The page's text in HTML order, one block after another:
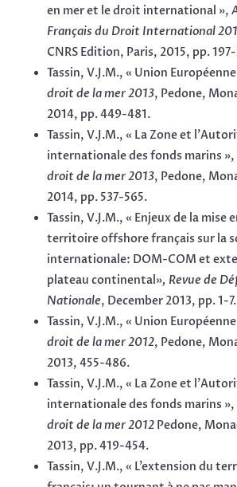
en mer et le droit international »,
Français du Droit International
CNRS Edition, Paris, 2015, pp.
Tassin, V.J.M., « Union
droit de la mer 2013, Pedone,
2014, pp. 449-481.
Tassin, V.J.M., « La Zone et
internationale des fonds marins »,
droit de la mer2013, Pedone,
2014, pp. 537-565.
Tassin, V.J.M., « Enjeux de la mise
territoire offshore français sur la
internationale: DOM-COM et
plateau continental», Revue de
Nationale, December 2013, pp. 1-7.
Tassin, V.J.M., « Union
droit de la mer 2012, Pedone,
2013, 455-486.
Tassin, V.J.M., « La Zone et
internationale des fonds marins »,
droit de la mer2012Pedone,
2013, pp. 419-454.
Tassin, V.J.M., « L’extension du